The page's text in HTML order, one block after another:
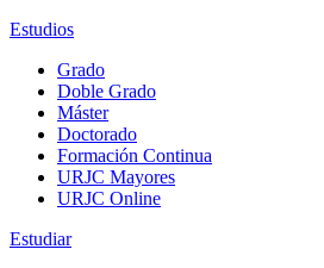
Estudios
Grado
Doble Grado
Máster
Doctorado
Formación Continua
URJC Mayores
URJC Online
Estudiar